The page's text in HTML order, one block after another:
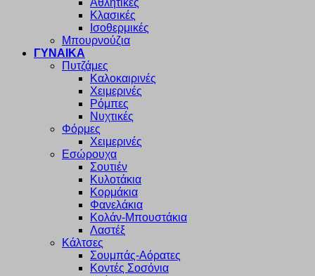
Αθλητικές
Κλασικές
Ισοθερμικές
Μπουρνούζια
ΓΥΝΑΙΚΑ
Πυτζάμες
Καλοκαιρινές
Χειμερινές
Ρόμπες
Νυχτικές
Φόρμες
Χειμερινές
Εσώρουχα
Σουτιέν
Κυλοτάκια
Κορμάκια
Φανελάκια
Κολάν-Μπουστάκια
Λαστέξ
Κάλτσες
Σουμπάς-Αόρατες
Κοντές Σοσόνια